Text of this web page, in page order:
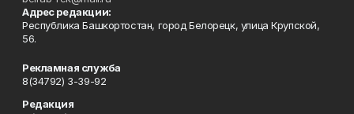
Адрес редакции:
Республика Башкортостан, город Белорецк, улица Крупской,
56.
Рекламная служба
8(34792) 3-39-92
Редакция